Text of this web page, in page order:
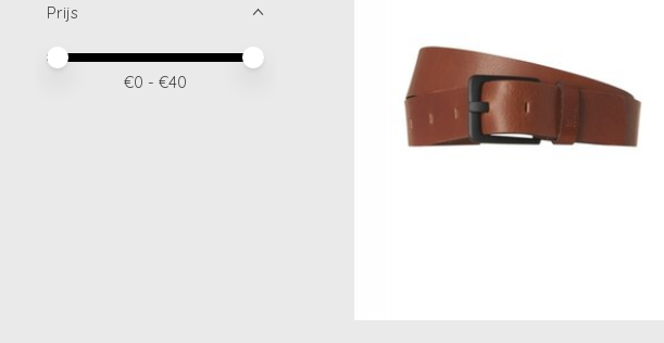
Prijs
Minimale prijswaarde
Price maximum value
€0 - €40